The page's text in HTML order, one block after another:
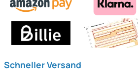
Schneller Versand